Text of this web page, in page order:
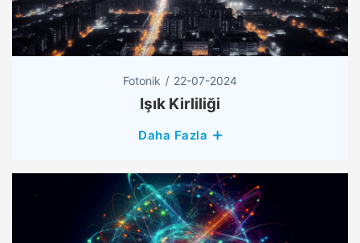
Fotonik 22-07-2024
Işık Kirliliği
Daha Fazla